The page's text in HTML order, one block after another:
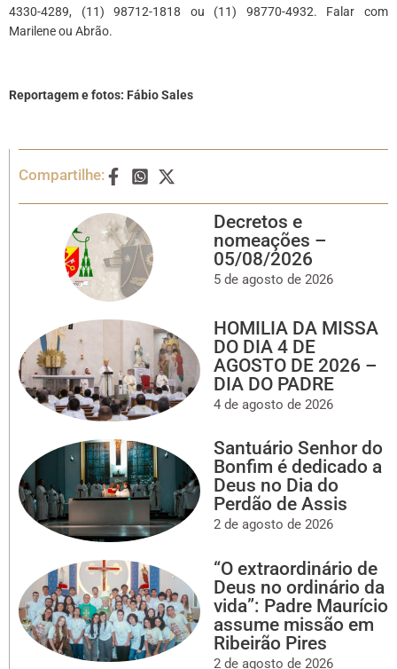
4330-4289, (11) 98712-1818 ou (11) 98770-4932. Falar com
Marilene ou Abrão.
Reportagem e fotos: Fábio Sales
Compartilhe:
Decretos e
nomeações –
05/08/2026
5 de agosto de 2026
HOMILIA DA MISSA
DO DIA 4 DE
AGOSTO DE 2026 –
DIA DO PADRE
4 de agosto de 2026
Santuário Senhor do
Bonfim é dedicado a
Deus no Dia do
Perdão de Assis
2 de agosto de 2026
“O extraordinário de
Deus no ordinário da
vida”: Padre Maurício
assume missão em
Ribeirão Pires
2 de agosto de 2026